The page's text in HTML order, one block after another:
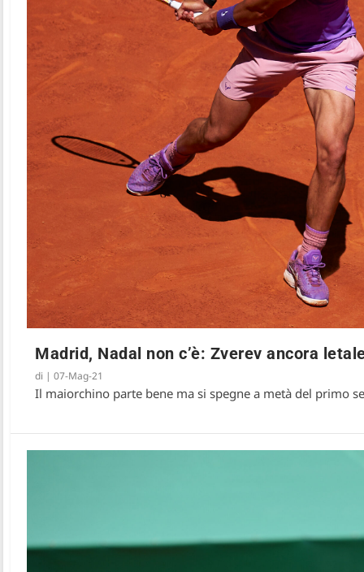
Madrid, Nadal non c’è: Zverev ancora
di |07-Mag-21
Il maiorchino parte bene ma si spegne a metà del primo